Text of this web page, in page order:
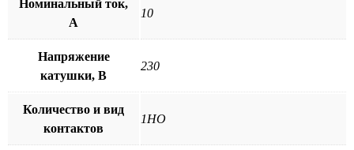
Номинальный ток,
А
10
Напряжение
катушки, В
230
Количество и вид
контактов
1НО